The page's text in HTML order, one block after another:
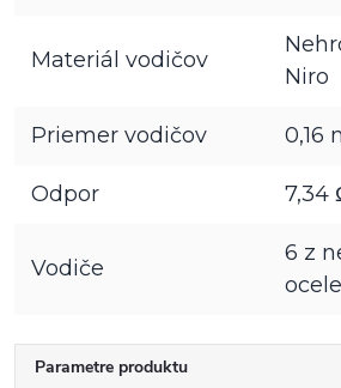
Materiál vodičov
Niro
Priemer vodičov 0,16
Odpor 7,34
Vodiče
6 z
Parametre produktu